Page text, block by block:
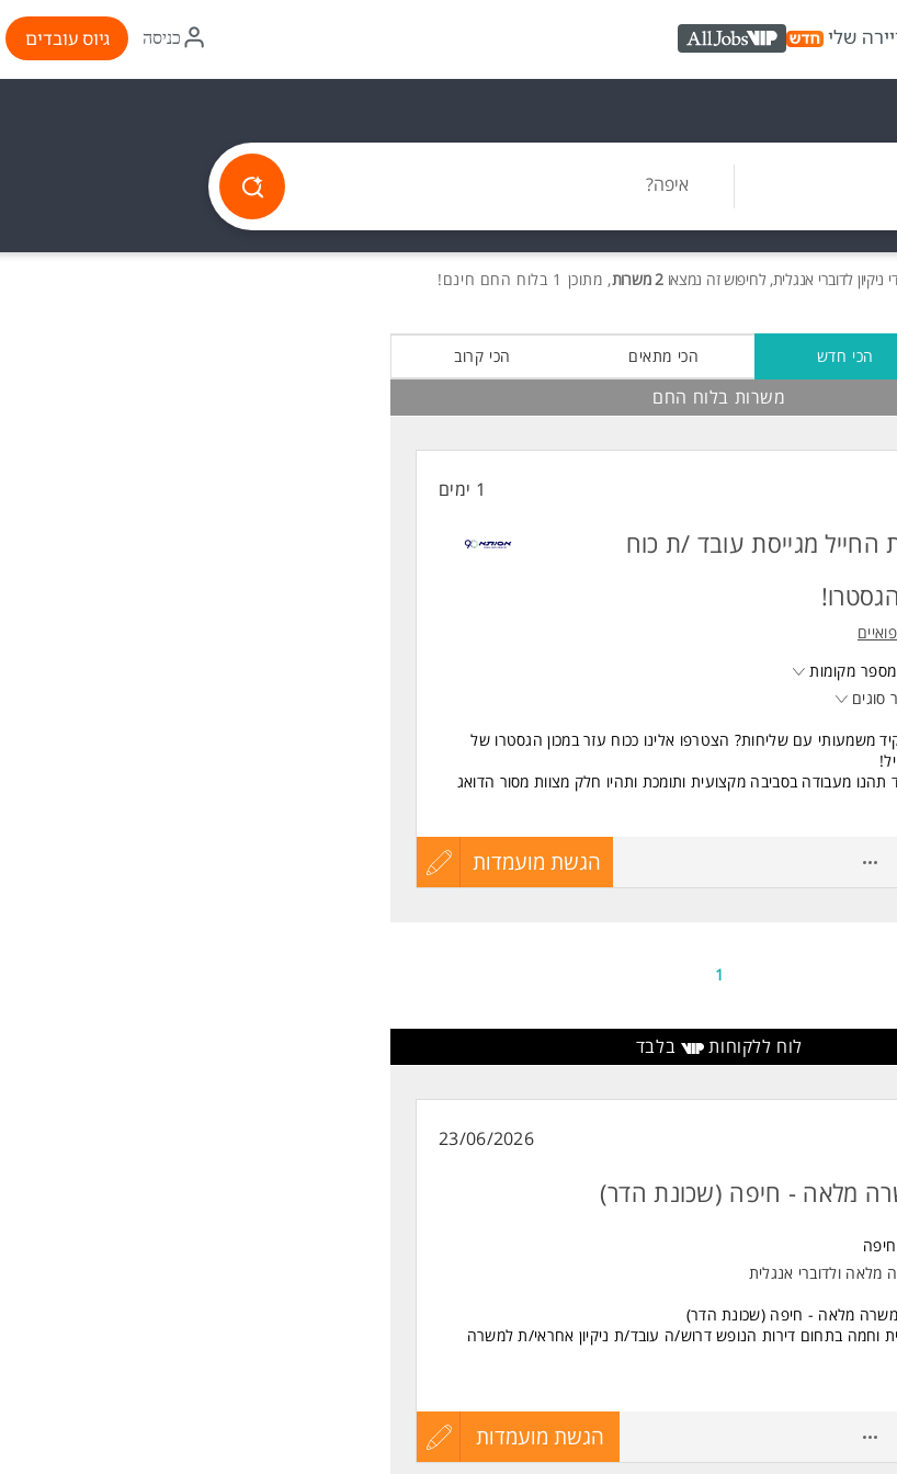
שלי AllJobs VIP
איקון
התחברות
כניסה גיוס עובדים
איפה?
ניקיון לדוברי אנגלית, לחיפוש זה נמצאו2 משרות , מתוכן 1 בלוח החם חינם!
הכי חדש הכי מתאים הכי קרוב
משרות בלוח החם
1 ימים
החייל מגייסת עובד /ת כוח
מספר מקומות
סוגים
משמעותי עם שליחות? הצטרפו אלינו ככוח עזר במכון הגסטרו של
מעבודה בסביבה מקצועית ותומכת ותהיו חלק מצוות מסור הדואג
ארוחות בהתאם להנחיות הצוות וסיוע בליווי מטופלים לבדיקות שונות.
א-ה בוקר 6:45-15:00 וערב 13:45-21:00
בוקר או עד תום הפעילות.
לעשייה בתחום הבריאות והרפואה. המשרה מיועדת לנשים ולגברים
על אסותא מרכזים רפואיים >
הגשת מועמדות
עדכון
שליחה
1
לוח ללקוחות בלבד
23/06/2026
מלאה - חיפה (שכונת הדר)
חיפה
מלאה ולדוברי אנגלית
מלאה - חיפה (שכונת הדר)
וחמה בתחום דירות הנופש דרוש/ה עובד/ת ניקיון אחראי/ת למשרה
לפי הצורך
הגשת מועמדות הגשעדכון